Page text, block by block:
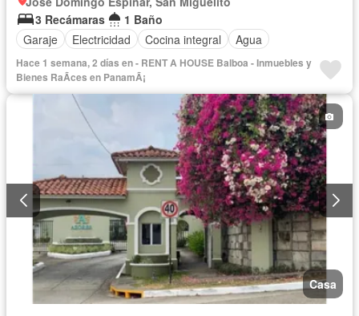
3 Recámaras
1 Baño
Garaje
Electricidad Cocina integral Agua
Hace 1 semana, 2 días en - RENT A HOUSE Balboa - Inmuebles y
Bienes RaÃ­ces en PanamÃ¡
Casa